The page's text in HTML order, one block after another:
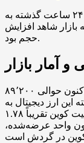
قیمت بیت کوین با رشد حدود ۱.۵ درصد در ۲۴ ساعت گذشته به
بازار شاهد افزایش
حجم بود.
و آمار بازار
بر اساس داده‌های در دسترس، بیت کوین هم‌اکنون حوالی ۸۹٬۲۰۰
می‌شود. حجم معاملات ۲۴ ساعته این ارز دیجیتال به
حدود ۲۴.۳ میلیارد دلار رسیده و ارزش بازار بیت کوین تقریباً ۱.۷۸
برآورد می‌شود. از مجموع ۲۱ میلیون واحد عرضه‌شده،